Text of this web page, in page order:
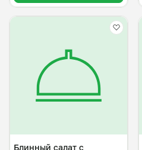
Блинный салат с